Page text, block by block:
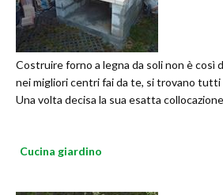
Costruire forno a legna da soli non è così
nei migliori centri fai da te, si trovano
Una volta decisa la sua esatta
Cucina giardino